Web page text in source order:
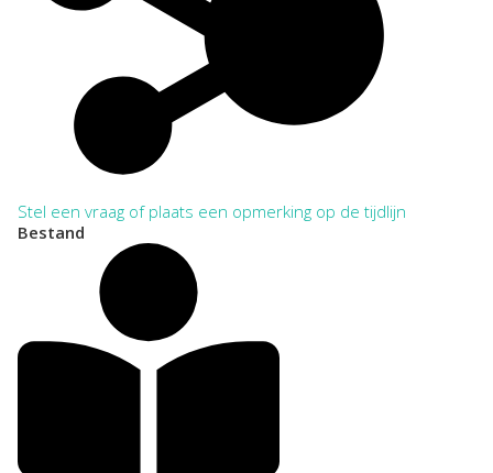
Stel een vraag of plaats een opmerking op de tijdlijn
Bestand